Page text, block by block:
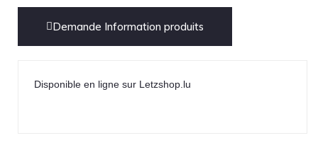
Sennheiser
Demande Information produits
Disponible en ligne sur Letzshop.lu